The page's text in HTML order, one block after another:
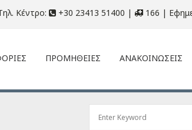
Κέντρο: +30 23413 51400 | 166 |
ΠΡΟΜΗΘΕΙΕΣ ΑΝΑΚΟΙΝΩΣΕΙΣ